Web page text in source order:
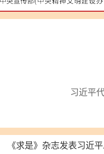
习近平
《求是》杂志发表习近